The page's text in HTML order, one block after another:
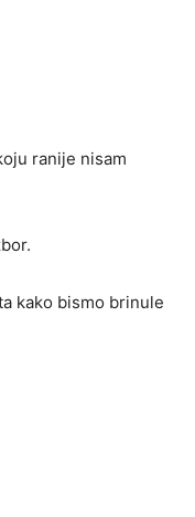
ranije nisam
kako bismo brinule